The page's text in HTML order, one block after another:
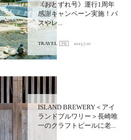
《おとずれ号》運行1周年
感謝キャンペーン実施！バ
スやレ...
TRAVEL 2023.7.10
ISLAND BREWERY＜アイ
ランドブルワリー＞長崎唯
一のクラフトビールに老...